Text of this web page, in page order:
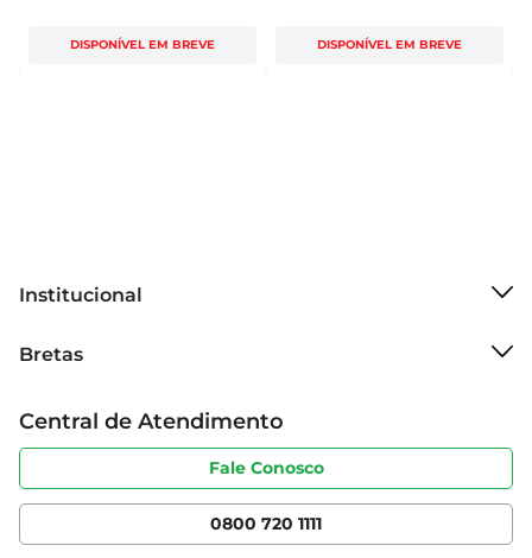
DISPONÍVEL EM BREVE DISPONÍVEL EM BREVE
Institucional
Grupo Cencosud
Sobre privacidade
Portal do fornecedor
Cencosud Media
Bretas
Produtos Bretas
Código de ética
Serviços
Clube Bretas
Central de Atendimento
Fale Conosco
0800 720 1111